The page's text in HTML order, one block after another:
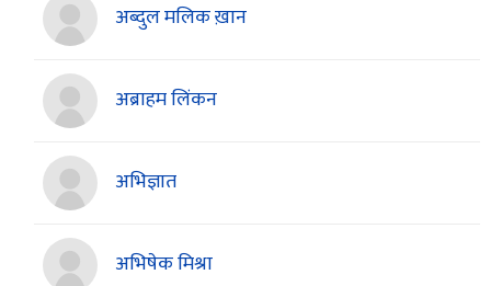
अब्दुल मलिक ख़ान
अब्राहम लिंकन
अभिज्ञात
अभिषेक मिश्रा